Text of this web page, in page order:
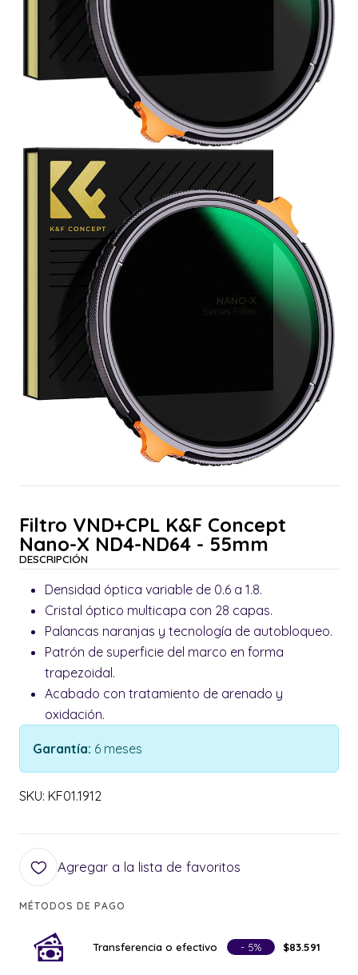
Filtro VND+CPL K&F Concept
Nano-X ND4-ND64 - 55mm
DESCRIPCIÓN
Densidad óptica variable de 0.6 a 1.8.
Cristal óptico multicapa con 28 capas.
Palancas naranjas y tecnología de autobloqueo.
Patrón de superficie del marco en forma
trapezoidal.
Acabado con tratamiento de arenado y
oxidación.
Garantía: 6 meses
SKU: KF01.1912
Agregar a la lista de favoritos
MÉTODOS DE PAGO
Transferencia o efectivo - 5% $83.591